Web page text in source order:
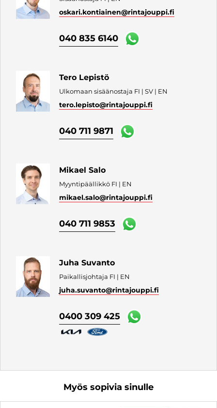
oskari.kontiainen@rintajouppi.fi
040 835 6140
Tero Lepistö
Ulkomaan sisäänostaja FI | SV | EN
tero.lepisto@rintajouppi.fi
040 711 9871
Mikael Salo
Myyntipäällikkö FI | EN
mikael.salo@rintajouppi.fi
040 711 9853
Juha Suvanto
Paikallisjohtaja FI | EN
juha.suvanto@rintajouppi.fi
0400 309 425
Myös sopivia sinulle